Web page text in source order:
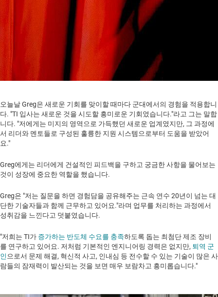
오늘날 Greg은 새로운 기회를 맞이할 때마다 군대에서의 경험을 적용합니
다. "TI 입사는 새로운 것을 시도할 흥미로운 기회였습니다."라고 그는 말합
니다. "저에게는 미지의 영역으로 가득했던 새로운 업계였지만, 그 과정에
서 리더와 멘토들로 구성된 훌륭한 지원 시스템으로부터 도움을 받았어
요."
Greg에게는 리더에게 건설적인 피드백을 구하고 궁금한 사항을 물어보는
것이 성장에 중요한 역할을 했습니다.
Greg은 "저는 질문을 하면 경험담을 공유해주는 근속 연수 20년이 넘는 대
단한 기술자들과 함께 근무하고 있어요."라며 업무를 처리하는 과정에서
성취감을 느낀다고 덧붙였습니다.
"저희는 TI가 증가하는 반도체 수요를 충족하도록 돕는 최첨단 제조 장비
를 연구하고 있어요. 저처럼 기본적인 엔지니어링 경력은 없지만, 퇴역 군
인 으로서 문제 해결, 혁신적 사고, 인내심 등 전수할 수 있는 기술이 많은 사
람들의 잠재력이 발산되는 것을 보면 매우 보람차고 흥미롭습니다."